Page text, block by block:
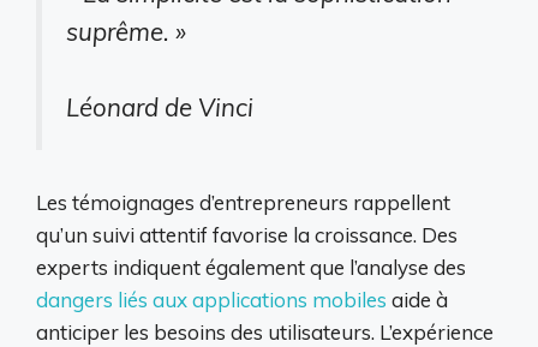
suprême. »
Léonard de Vinci
Les témoignages d’entrepreneurs rappellent
qu’un suivi attentif favorise la croissance. Des
experts indiquent également que l’analyse des
dangers liés aux applications mobiles aide à
anticiper les besoins des utilisateurs. L’expérience